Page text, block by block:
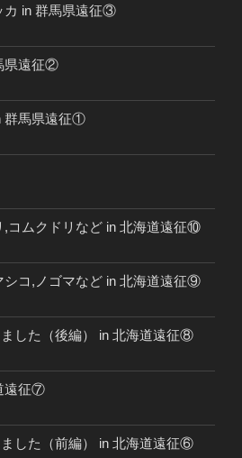
カ in 群馬県遠征③
県遠征②
群馬県遠征①
,コムクドリなど in 北海道遠征⑩
シコ,ノゴマなど in 北海道遠征⑨
した（後編） in 北海道遠征⑧
遠征⑦
した（前編） in 北海道遠征⑥